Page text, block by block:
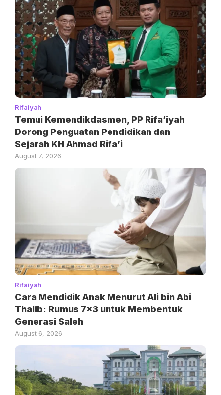
Rifaiyah
Temui Kemendikdasmen, PP Rifa’iyah
Dorong Penguatan Pendidikan dan
Sejarah KH Ahmad Rifa’i
August 7, 2026
Rifaiyah
Cara Mendidik Anak Menurut Ali bin Abi
Thalib: Rumus 7×3 untuk Membentuk
Generasi Saleh
August 6, 2026